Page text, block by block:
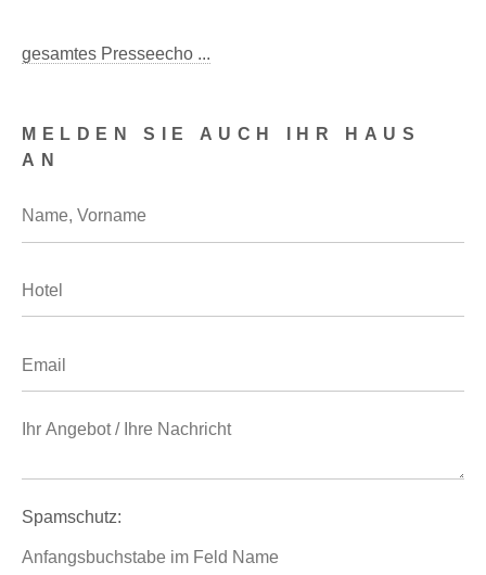
MELDEN SIE AUCH IHR HAUS
AN
Spamschutz:
gesamtes Presseecho ...